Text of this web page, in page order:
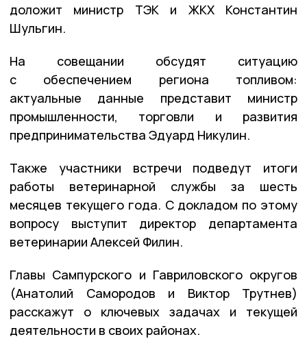
доложит министр ТЭК и ЖКХ Константин
Шульгин.
На совещании обсудят ситуацию
с обеспечением региона топливом:
актуальные данные представит министр
промышленности, торговли и развития
предпринимательства Эдуард Никулин.
Также участники встречи подведут итоги
работы ветеринарной службы за шесть
месяцев текущего года. С докладом по этому
вопросу выступит директор департамента
ветеринарии Алексей Филин.
Главы Сампурского и Гавриловского округов
(Анатолий Самородов и Виктор Трутнев)
расскажут о ключевых задачах и текущей
деятельности в своих районах.